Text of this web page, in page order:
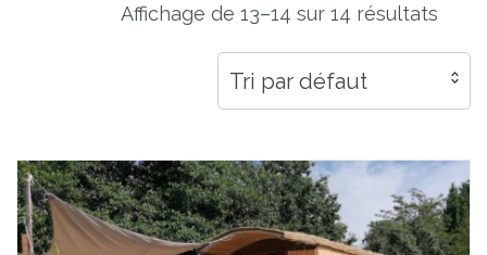
Affichage de 13–14 sur 14 résultats
Tri par défaut